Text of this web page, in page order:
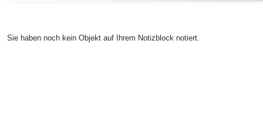
Sie haben noch kein Objekt auf Ihrem Notizblock notiert.